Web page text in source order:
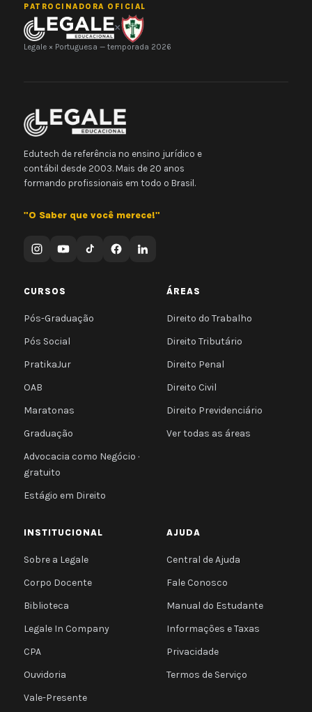
PATROCINADORA OFICIAL
×
Legale × Portuguesa — temporada 2026
Edutech de referência no ensino jurídico e
contábil desde 2003. Mais de 20 anos
formando profissionais em todo o Brasil.
"O Saber que você merece!"
CURSOS
Pós-Graduação
Pós Social
PratikaJur
OAB
Maratonas
Graduação
Advocacia como Negócio ·
gratuito
Estágio em Direito
ÁREAS
Direito do Trabalho
Direito Tributário
Direito Penal
Direito Civil
Direito Previdenciário
Ver todas as áreas
INSTITUCIONAL
Sobre a Legale
Corpo Docente
Biblioteca
Legale In Company
CPA
Ouvidoria
Vale-Presente
AJUDA
Central de Ajuda
Fale Conosco
Manual do Estudante
Informações e Taxas
Privacidade
Termos de Serviço